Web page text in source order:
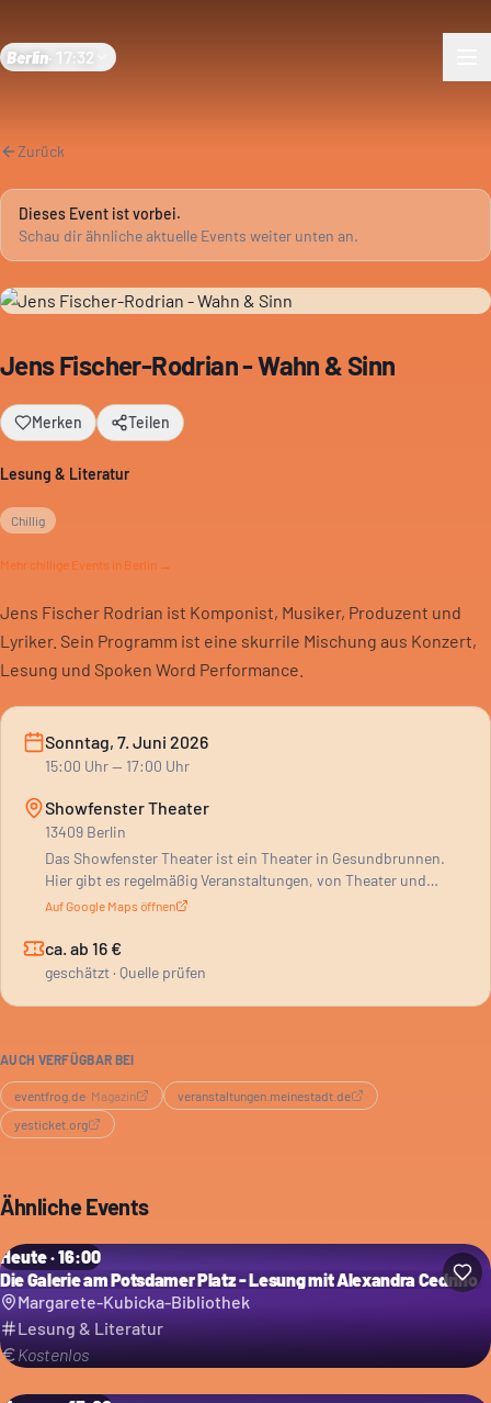
Berlin 17:32
Zurück
Dieses Event ist vorbei.
Schau dir ähnliche aktuelle Events weiter unten an.
Jens Fischer-Rodrian - Wahn & Sinn
Merken Teilen
Lesung & Literatur
Chillig
Mehr chillige Events in Berlin →
Jens Fischer Rodrian ist Komponist, Musiker, Produzent und
Lyriker. Sein Programm ist eine skurrile Mischung aus Konzert,
Lesung und Spoken Word Performance.
Sonntag, 7. Juni 2026
15:00 Uhr— 17:00 Uhr
Showfenster Theater
13409 Berlin
Das Showfenster Theater ist ein Theater in Gesundbrunnen.
Hier gibt es regelmäßig Veranstaltungen, von Theater und
Comedy bis zu Musik und Lesungen. Auch Community-Events
läuft vor allem am Wochenende, Donnerstag bis
Samstagabend. Aber auch nachmittags finden Events statt. Es
und die freundlichen Betreiber bekannt ist. Du kannst hier
Auf Google Maps öffnen
ca. ab 16 €
geschätzt · Quelle prüfen
AUCH VERFÜGBAR BEI
eventfrog.de· Magazin
veranstaltungen.meinestadt.de
yesticket.org
Ähnliche Events
Heute · 16:00
Die Galerie am Potsdamer Platz - Lesung mit Alexandra Cedrino
Margarete-Kubicka-Bibliothek
Lesung & Literatur
Kostenlos